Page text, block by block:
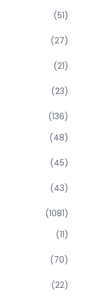
(51)
(27)
(21)
(23)
(136)
(48)
(45)
(43)
(1081)
(11)
(70)
(22)